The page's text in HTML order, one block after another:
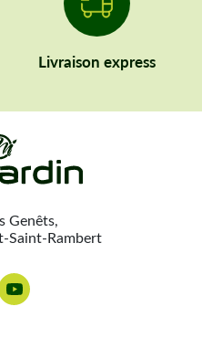
Livraison express
Genêts,
Saint-Rambert